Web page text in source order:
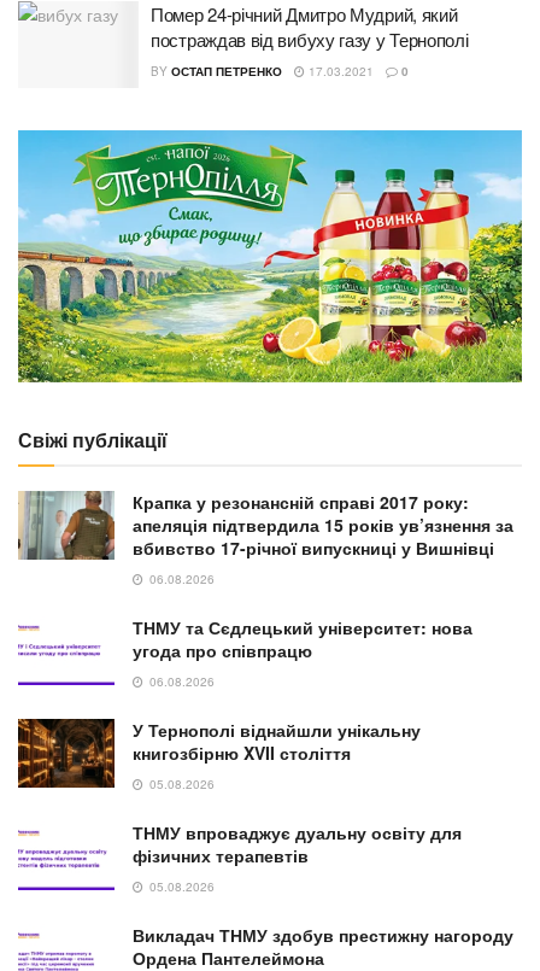
Помер 24-річний Дмитро Мудрий, який
постраждав від вибуху газу у Тернополі
BY ОСТАП ПЕТРЕНКО 17.03.2021 0
Свіжі публікації
Крапка у резонансній справі 2017 року:
апеляція підтвердила 15 років ув’язнення за
вбивство 17-річної випускниці у Вишнівці
06.08.2026
ТНМУ та Сєдлецький університет: нова
угода про співпрацю
06.08.2026
У Тернополі віднайшли унікальну
книгозбірню XVII століття
05.08.2026
ТНМУ впроваджує дуальну освіту для
фізичних терапевтів
05.08.2026
Викладач ТНМУ здобув престижну нагороду
Ордена Пантелеймона